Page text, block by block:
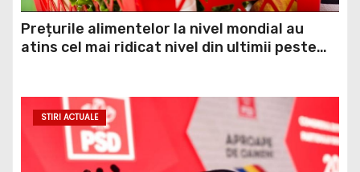
Prețurile alimentelor la nivel mondial au
atins cel mai ridicat nivel din ultimii peste
temerilor că războiul din Ucraina va perturba
din nou exporturile prin Marea Neagră.
STIRI ACTUALE